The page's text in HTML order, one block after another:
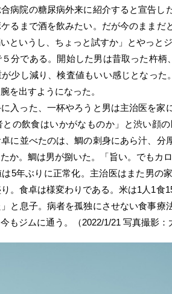
病院の糖尿病外来に紹介すると宣告
るまで酒を飲みたい。だが今のまま
というし、ちょっと試すか」とやっと
分である。開始した男は昔取った杵
少し減り、検査値もいい感じとなっ
を出すようになった。
入った、一杯やろうと男は主治医を
の飲食はいかがなものか」と渋い顔
に並べたのは、鯛の刺身にあら汁、
か。鯛は男が捌いた。「旨い。でもカ
5年ぶりに正常化。主治医はまた男の
。食卓は様変わりである。米は1人1食
と息子。病者を孤独にさせない食事
もジムに通う。（2022/1/21 写真撮影：